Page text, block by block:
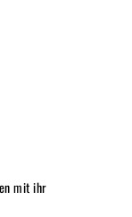
mit ihr